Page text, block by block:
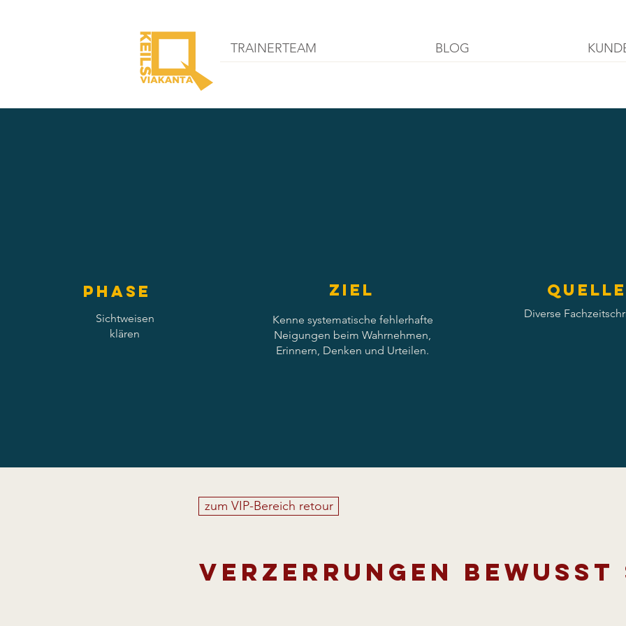
TRAINERTEAM BLOG
Phase
Sichtweisen
klären
Ziel
Kenne systematische fehlerhafte
Neigungen beim Wahrnehmen,
Erinnern, Denken und Urteilen.
Quelle
Diverse
zum VIP-Bereich retour
Verzerrungen bewusst